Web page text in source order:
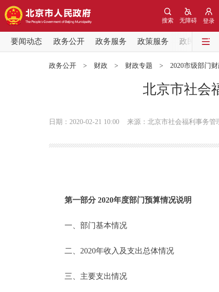
登录
无障碍
搜索
要闻动态 政务公开 政务服务 政策服务
政民互动
政务公开 > 财政 > 财政专题 > 2020市级部门
北京市社会
日期：2020-02-21 10:00 来源：北京市社会福利事务管
第一部分 2020年度部门预算情况说明
一、部门基本情况
二、2020年收入及支出总体情况
三、主要支出情况